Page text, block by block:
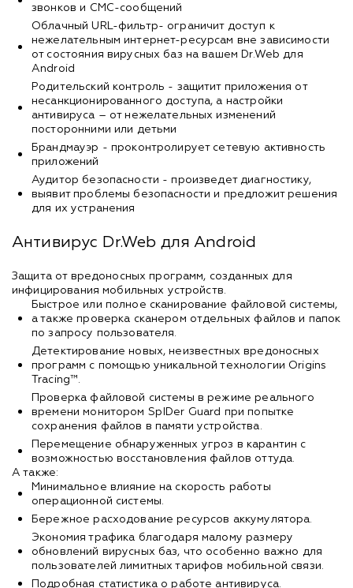
звонков и СМС-сообщений
Облачный URL-фильтр- ограничит доступ к
нежелательным интернет-ресурсам вне зависимости
от состояния вирусных баз на вашем Dr.Web для
Android
Родительский контроль - защитит приложения от
несанкционированного доступа, а настройки
антивируса – от нежелательных изменений
посторонними или детьми
Брандмауэр - проконтролирует сетевую активность
приложений
Аудитор безопасности - произведет диагностику,
выявит проблемы безопасности и предложит решения
для их устранения
Антивирус Dr.Web для Android
Защита от вредоносных программ, созданных для
инфицирования мобильных устройств.
Быстрое или полное сканирование файловой системы,
а также проверка сканером отдельных файлов и папок
по запросу пользователя.
Детектирование новых, неизвестных вредоносных
программ с помощью уникальной технологии Origins
Tracing™.
Проверка файловой системы в режиме реального
времени монитором SpIDer Guard при попытке
сохранения файлов в памяти устройства.
Перемещение обнаруженных угроз в карантин с
возможностью восстановления файлов оттуда.
А также:
Минимальное влияние на скорость работы
операционной системы.
Бережное расходование ресурсов аккумулятора.
Экономия трафика благодаря малому размеру
обновлений вирусных баз, что особенно важно для
пользователей лимитных тарифов мобильной связи.
Подробная статистика о работе антивируса.